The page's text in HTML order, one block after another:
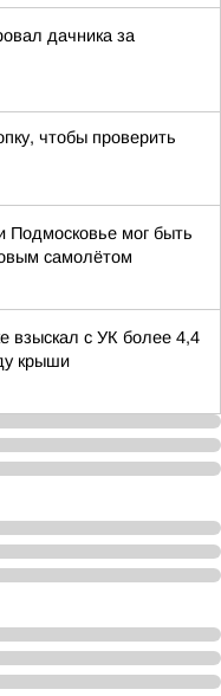
дачника за
чтобы проверить
Подмосковье мог быть
самолётом
взыскал с УК более 4,4
крыши